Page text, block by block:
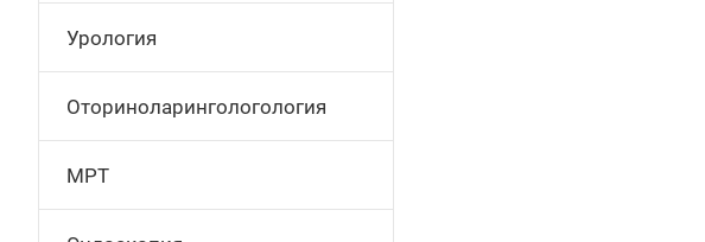
Урология
Оториноларингологология
МРТ